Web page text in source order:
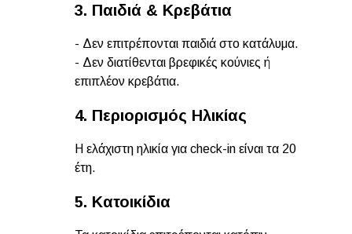
3. Παιδιά & Κρεβάτια
- Δεν επιτρέπονται παιδιά στο κατάλυμα.
- Δεν διατίθενται βρεφικές κούνιες ή
επιπλέον κρεβάτια.
4. Περιορισμός Ηλικίας
Η ελάχιστη ηλικία για check-in είναι τα 20
έτη.
5. Κατοικίδια